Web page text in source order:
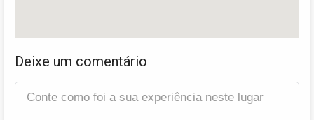
Deixe um comentário